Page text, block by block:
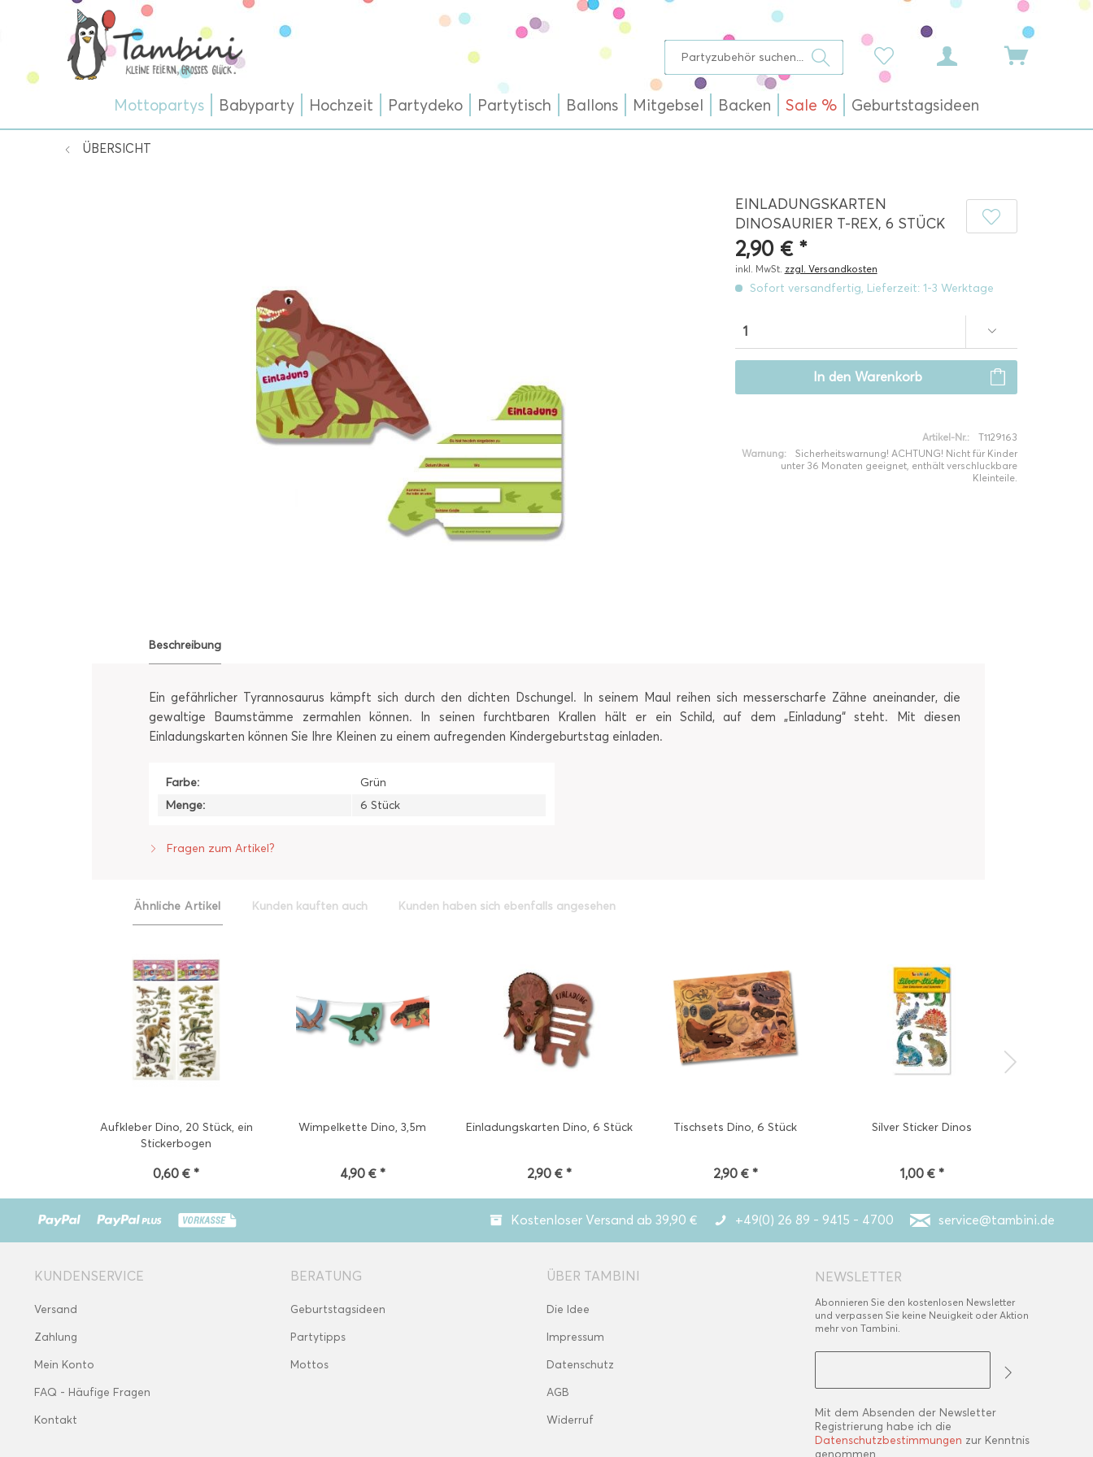
Mottopartys Babyparty Hochzeit Partydeko Partytisch Ballons Mitgebsel Backen Sale % Geburtstagsideen
ÜBERSICHT
EINLADUNGSKARTEN
DINOSAURIER T-REX, 6 STÜCK
2,90 € *
inkl. MwSt. zzgl. Versandkosten
Sofort versandfertig, Lieferzeit: 1-3 Werktage
In den Warenkorb
Artikel-Nr.:
T1129163
Warnung:
Sicherheitswarnung! ACHTUNG! Nicht für Kinder
unter 36 Monaten geeignet, enthält verschluckbare
Kleinteile.
Beschreibung
Ein gefährlicher Tyrannosaurus kämpft sich durch den dichten Dschungel. In seinem Maul reihen sich messerscharfe Zähne aneinander, die
gewaltige Baumstämme zermahlen können. In seinen furchtbaren Krallen hält er ein Schild, auf dem „Einladung“ steht. Mit diesen
Einladungskarten können Sie Ihre Kleinen zu einem aufregenden Kindergeburtstag einladen.
Farbe:
Grün
Menge:
6 Stück
Fragen zum Artikel?
Ähnliche Artikel Kunden kauften auch Kunden haben sich ebenfalls angesehen
Aufkleber Dino, 20 Stück, ein
Stickerbogen
0,60 € *
Wimpelkette Dino, 3,5m
4,90 € *
Einladungskarten Dino, 6 Stück
2,90 € *
Tischsets Dino, 6 Stück
2,90 € *
Silver Sticker Dinos
1,00 € *
Kostenloser Versand ab 39,90 € +49(0) 26 89 - 9415 - 4700 service@tambini.de
KUNDENSERVICE
Versand
Zahlung
Mein Konto
FAQ - Häufige Fragen
Kontakt
BERATUNG
Geburtstagsideen
Partytipps
Mottos
ÜBER TAMBINI
Die Idee
Impressum
Datenschutz
AGB
Widerruf
NEWSLETTER
Abonnieren Sie den kostenlosen Newsletter
und verpassen Sie keine Neuigkeit oder Aktion
mehr von Tambini.
Mit dem Absenden der Newsletter
Registrierung habe ich die
Datenschutzbestimmungen zur Kenntnis
genommen